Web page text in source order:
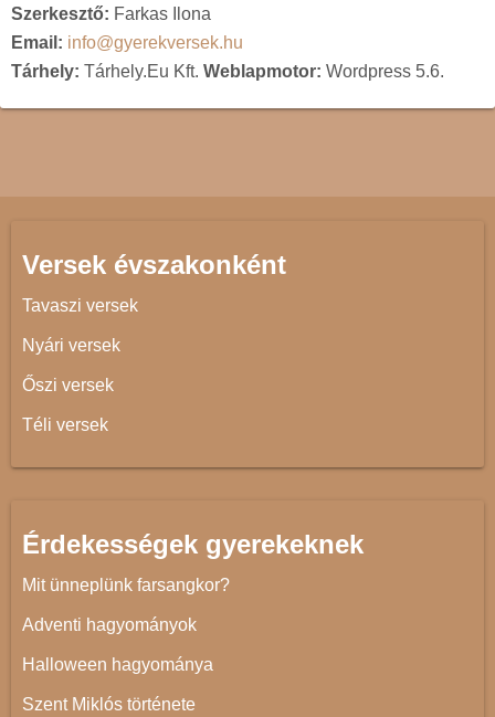
Szerkesztő: Farkas Ilona
Email: info@gyerekversek.hu
Tárhely: Tárhely.Eu Kft. Weblapmotor: Wordpress 5.6.
Versek évszakonként
Tavaszi versek
Nyári versek
Őszi versek
Téli versek
Érdekességek gyerekeknek
Mit ünneplünk farsangkor?
Adventi hagyományok
Halloween hagyománya
Szent Miklós története